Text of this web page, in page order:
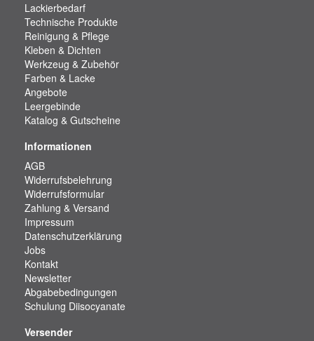
Lackierbedarf
Technische Produkte
Reinigung & Pflege
Kleben & Dichten
Werkzeug & Zubehör
Farben & Lacke
Angebote
Leergebinde
Katalog & Gutscheine
Informationen
AGB
Widerrufsbelehrung
Widerrufsformular
Zahlung & Versand
Impressum
Datenschutzerklärung
Jobs
Kontakt
Newsletter
Abgabebedingungen
Schulung Diisocyanate
Versender